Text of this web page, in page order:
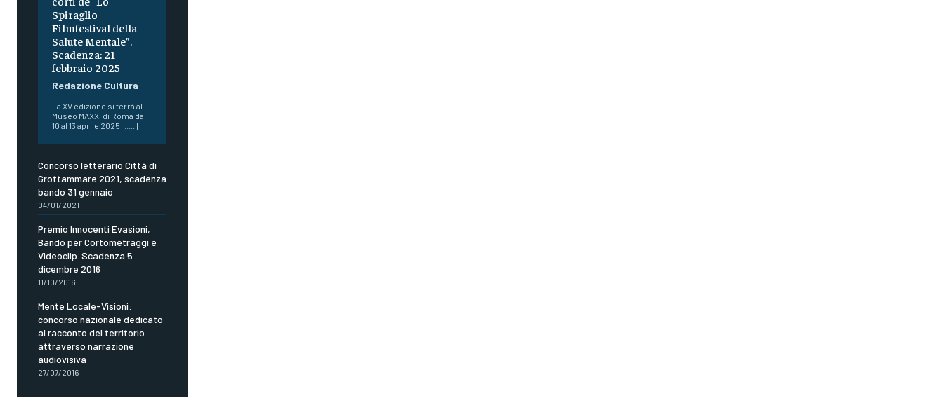
Spiraglio
Filmfestival della
Salute Mentale”.
Scadenza: 21
febbraio 2025
Redazione Cultura
La XV edizione si terrà al
Museo MAXXI di Roma dal
10 al 13 aprile 2025 [.....]
Concorso letterario Città di
Grottammare 2021, scadenza
bando 31 gennaio
04/01/2021
Premio Innocenti Evasioni,
Bando per Cortometraggi e
Videoclip. Scadenza 5
dicembre 2016
11/10/2016
Mente Locale-Visioni:
concorso nazionale dedicato
al racconto del territorio
attraverso narrazione
audiovisiva
27/07/2016